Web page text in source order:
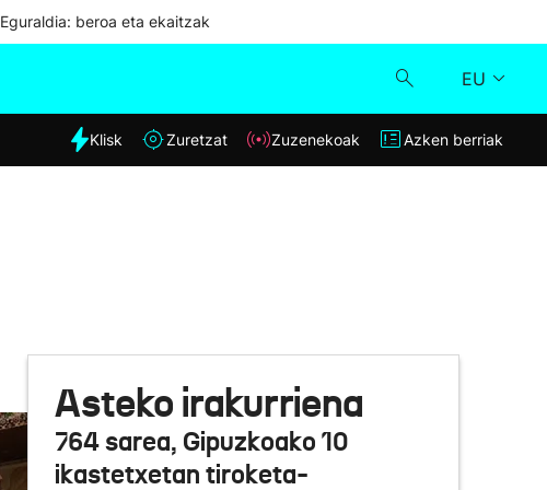
Eguraldia: beroa eta ekaitzak
EU
Eguraldia
Klisk
Azken berriak
Klisk Zuretzat Zuzenekoak Azken berriak
Asteko irakurriena
764 sarea, Gipuzkoako 10
ikastetxetan tiroketa-